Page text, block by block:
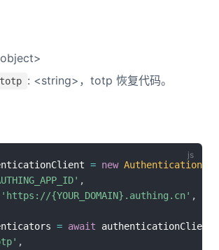
: <string>，totp 恢复代码。
= new
,
'https://{YOUR_DOMAIN}.authing.cn' ,
= await authenticationClient
,